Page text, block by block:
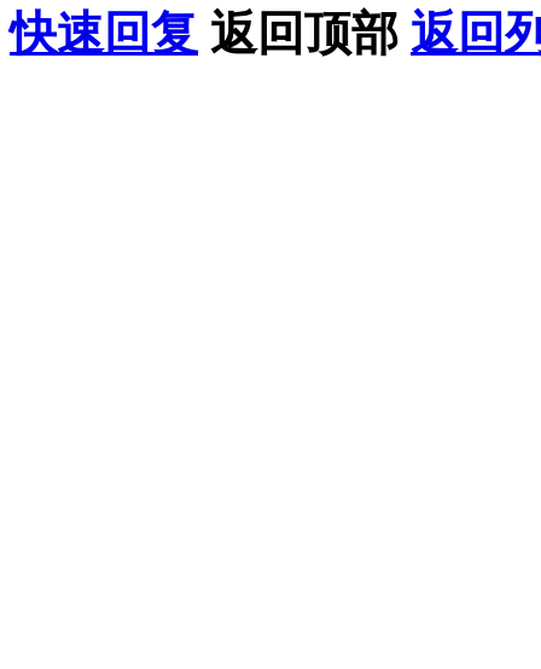
快速回复 返回顶部 返回